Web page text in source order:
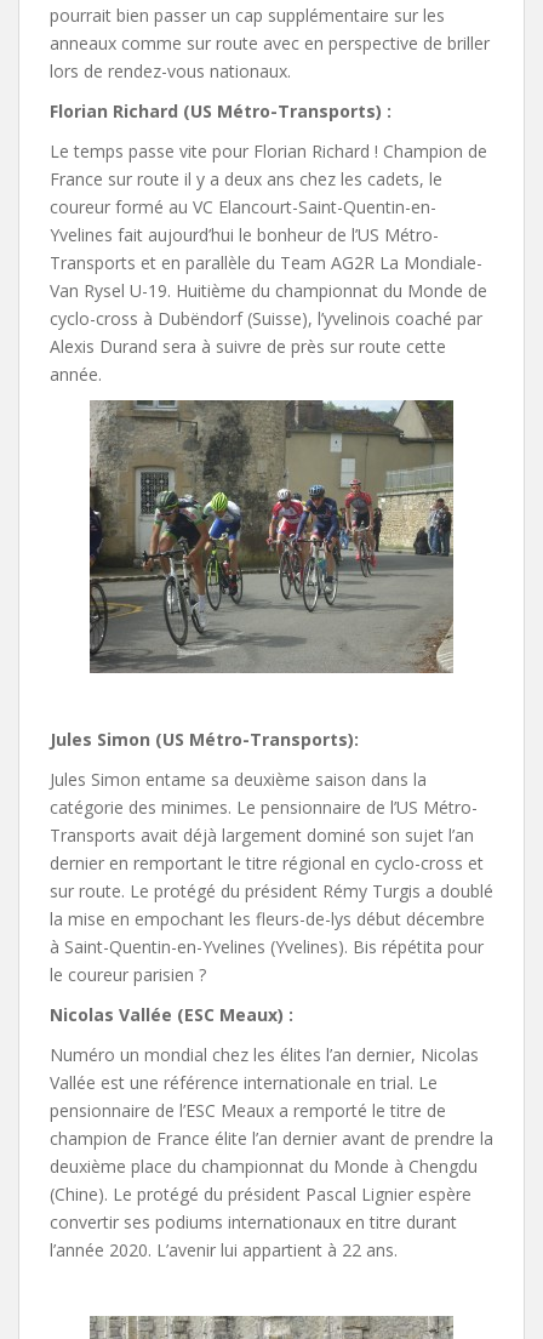
pourrait bien passer un cap supplémentaire sur les
anneaux comme sur route avec en perspective de briller
lors de rendez-vous nationaux.
Florian Richard (US Métro-Transports) :
Le temps passe vite pour Florian Richard ! Champion de
France sur route il y a deux ans chez les cadets, le
coureur formé au VC Elancourt-Saint-Quentin-en-
Yvelines fait aujourd’hui le bonheur de l’US Métro-
Transports et en parallèle du Team AG2R La Mondiale-
Van Rysel U-19. Huitième du championnat du Monde de
cyclo-cross à Dubëndorf (Suisse), l’yvelinois coaché par
Alexis Durand sera à suivre de près sur route cette
année.
Jules Simon (US Métro-Transports):
Jules Simon entame sa deuxième saison dans la
catégorie des minimes. Le pensionnaire de l’US Métro-
Transports avait déjà largement dominé son sujet l’an
dernier en remportant le titre régional en cyclo-cross et
sur route. Le protégé du président Rémy Turgis a doublé
la mise en empochant les fleurs-de-lys début décembre
à Saint-Quentin-en-Yvelines (Yvelines). Bis répétita pour
le coureur parisien ?
Nicolas Vallée (ESC Meaux) :
Numéro un mondial chez les élites l’an dernier, Nicolas
Vallée est une référence internationale en trial. Le
pensionnaire de l’ESC Meaux a remporté le titre de
champion de France élite l’an dernier avant de prendre la
deuxième place du championnat du Monde à Chengdu
(Chine). Le protégé du président Pascal Lignier espère
convertir ses podiums internationaux en titre durant
l’année 2020. L’avenir lui appartient à 22 ans.